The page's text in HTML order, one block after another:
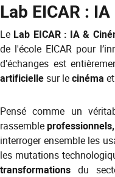
Lab EICAR :
Le Lab EICAR : IA &
de l'école EICAR pour
d’échanges est
artificiellesur lecinéma
Pensé comme un
rassemble
interroger ensemble les
les mutations
transformations du